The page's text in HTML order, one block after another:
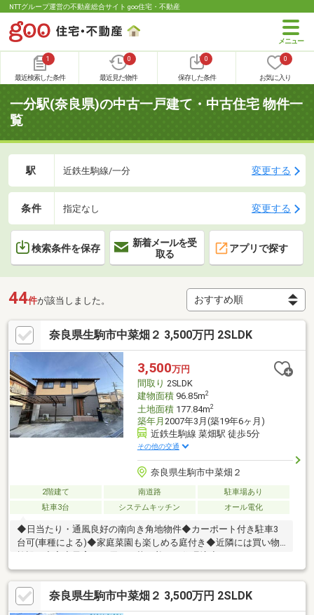
NTTグループ運営の不動産総合サイト goo住宅・不動産
1
最近検索した条件
0
最近見た物件
0
保存した条件
0
お気に入り
一分駅(奈良県)の中古一戸建て・中古住宅 物件一
覧
駅 近鉄生駒線/一分 変更する
条件 指定なし 変更する
検索条件を保存
新着メールを受
取る
アプリで探す
44件が該当しました。
奈良県生駒市中菜畑２ 3,500万円 2SLDK
3,500万円
間取り 2SLDK
建物面積96.85m2
土地面積177.84m2
築年月 2007年3月(築19年6ヶ月)
近鉄生駒線 菜畑駅 徒歩5分
その他の交通
奈良県生駒市中菜畑２
2階建て 南道路
駐車場あり
駐車3台
システムキッチン オール電化
◆日当たり・通風良好の南向き角地物件◆カーポート付き駐車3
台可(車種による)◆家庭菜園も楽しめる庭付き◆近隣には買い物
の木造系2×4ユニット住宅弊社リノベ案とともに是非ご検討下さ
い。《リフォーム歴内容》2024年：2階トイレ交換・パワーコン
ディショナー交換2022年：ネオキュート交換・外壁屋根塗装工
事・防蟻処理工事《周辺環境》生駒市立生駒東小学校：徒歩17分
奈良県生駒市中菜畑２ 3,500万円 2SLDK